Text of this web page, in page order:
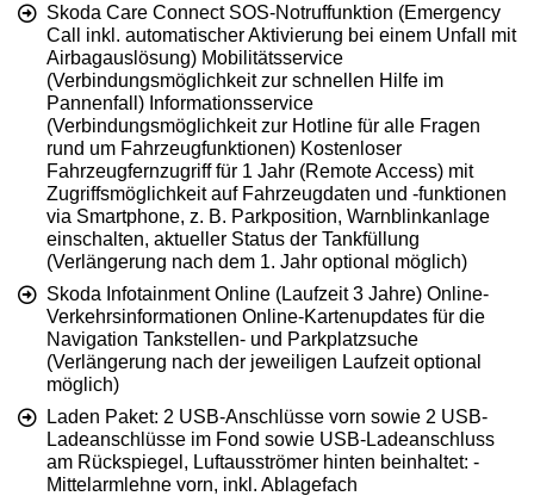
Skoda Care Connect SOS-Notruffunktion (Emergency
Call inkl. automatischer Aktivierung bei einem Unfall mit
Airbagauslösung) Mobilitätsservice
(Verbindungsmöglichkeit zur schnellen Hilfe im
Pannenfall) Informationsservice
(Verbindungsmöglichkeit zur Hotline für alle Fragen
rund um Fahrzeugfunktionen) Kostenloser
Fahrzeugfernzugriff für 1 Jahr (Remote Access) mit
Zugriffsmöglichkeit auf Fahrzeugdaten und -funktionen
via Smartphone, z. B. Parkposition, Warnblinkanlage
einschalten, aktueller Status der Tankfüllung
(Verlängerung nach dem 1. Jahr optional möglich)
Skoda Infotainment Online (Laufzeit 3 Jahre) Online-
Verkehrsinformationen Online-Kartenupdates für die
Navigation Tankstellen- und Parkplatzsuche
(Verlängerung nach der jeweiligen Laufzeit optional
möglich)
Laden Paket: 2 USB-Anschlüsse vorn sowie 2 USB-
Ladeanschlüsse im Fond sowie USB-Ladeanschluss
am Rückspiegel, Luftausströmer hinten beinhaltet: -
Mittelarmlehne vorn, inkl. Ablagefach